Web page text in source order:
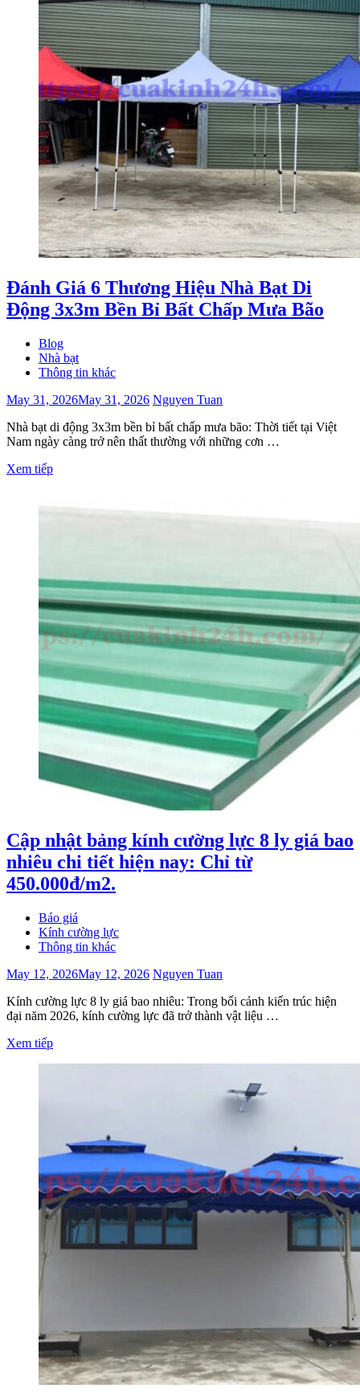
Đánh Giá 6 Thương Hiệu Nhà Bạt Di
Động 3x3m Bền Bỉ Bất Chấp Mưa Bão
Blog
Nhà bạt
Thông tin khác
May 31, 2026May 31, 2026 Nguyen Tuan
Nhà bạt di động 3x3m bền bỉ bất chấp mưa bão: Thời tiết tại Việt
Nam ngày càng trở nên thất thường với những cơn …
Xem tiếp
Cập nhật bảng kính cường lực 8 ly giá bao
nhiêu chi tiết hiện nay: Chỉ từ
450.000đ/m2.
Báo giá
Kính cường lực
Thông tin khác
May 12, 2026May 12, 2026 Nguyen Tuan
Kính cường lực 8 ly giá bao nhiêu: Trong bối cảnh kiến trúc hiện
đại năm 2026, kính cường lực đã trở thành vật liệu …
Xem tiếp